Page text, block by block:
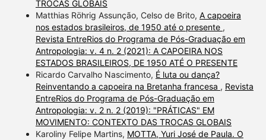
TROCAS GLOBAIS
Matthias Röhrig Assunção, Celso de Brito, A capoeira
nos estados brasileiros, de 1950 até o presente ,
Revista EntreRios do Programa de Pós-Graduação em
Antropologia: v. 4 n. 2 (2021): A CAPOEIRA NOS
ESTADOS BRASILEIROS, DE 1950 ATÉ O PRESENTE
Ricardo Carvalho Nascimento, É luta ou dança?
Reinventando a capoeira na Bretanha francesa , Revista
EntreRios do Programa de Pós-Graduação em
Antropologia: v. 2 n. 2 (2019): "PRÁTICAS" EM
MOVIMENTO: CONTEXTO DAS TROCAS GLOBAIS
Karoliny Felipe Martins, MOTTA, Yuri José de Paula. O